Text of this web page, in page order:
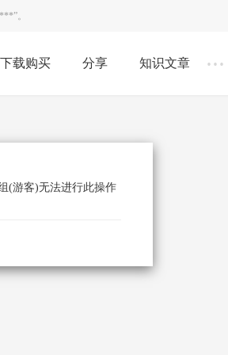
。
下载购买 分享 知识文章 ...
(游客)无法进行此操作